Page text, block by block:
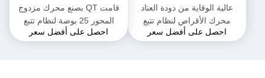
عالية الوقاية من دودة العتاد
محرك الأقراص لنظام تتبع
الطاقة الشمسية ثنائي المحور
احصل على أفضل سعر
قامت QT بصنع محرك مزدوج
المحور 25 بوصة لنظام تتبع
الطاقة الشمسية المثبت على
احصل على أفضل سعر